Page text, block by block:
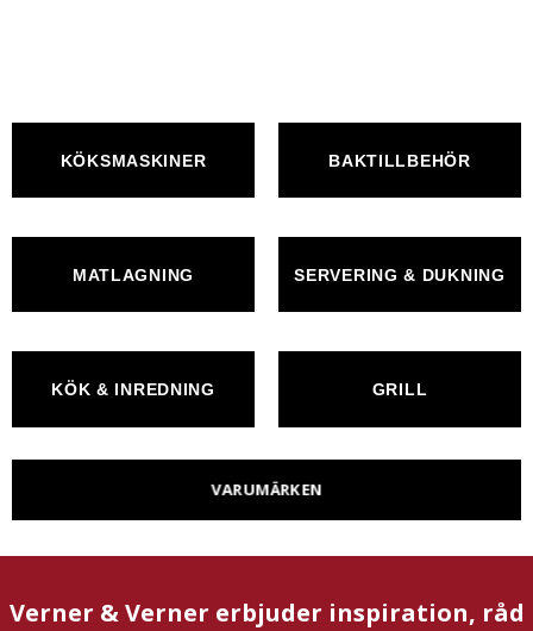
KÖKSMASKINER BAKTILLBEHÖR
MATLAGNING SERVERING & DUKNING
KÖK & INREDNING GRILL
VARUMÄRKEN
Verner & Verner erbjuder inspiration, råd